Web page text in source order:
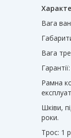
Вага
Вага
Гарантії:
Рамна
Шківи,
роки.
Трос: 1